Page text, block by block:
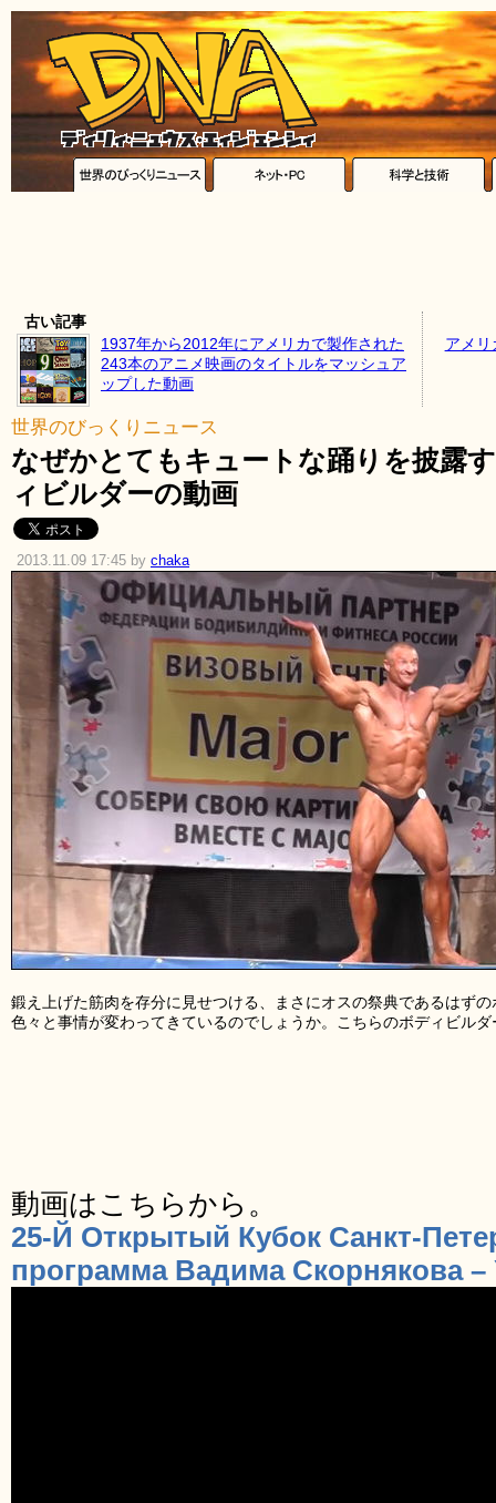
古い記事
1937年から2012年にアメリカで製作された
243本のアニメ映画のタイトルをマッシュア
ップした動画
アメ
世界のびっくりニュース
なぜかとてもキュートな踊りを披露
ィビルダーの動画
2013.11.09 17:45 by chaka
鍛え上げた筋肉を存分に見せつける、まさにオスの祭典であるはず
色々と事情が変わってきているのでしょうか。こちらのボディビル
動画はこちらから。
25-Й Открытый Кубок Санкт-
программа Вадима Скорнякова –